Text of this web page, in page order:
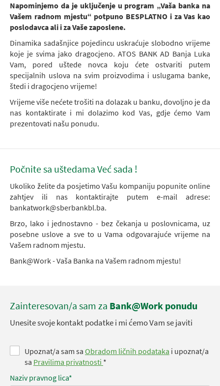
Napominjemo da je uključenje u program „Vaša banka na
Vašem radnom mjestu“ potpuno BESPLATNO i za Vas kao
poslodavca ali i za Vaše zaposlene.
Dinamika sadašnjice pojedincu uskraćuje slobodno vrijeme
koje je svima jako dragocjeno. ATOS BANK AD Banja Luka
Vam, pored uštede novca koju ćete ostvariti putem
specijalnih uslova na svim proizvodima i uslugama banke,
štedi i dragocjeno vrijeme!
Vrijeme više nećete trošiti na dolazak u banku, dovoljno je da
nas kontaktirate i mi dolazimo kod Vas, gdje ćemo Vam
prezentovati našu ponudu.
Počnite sa uštedama Već sada !
Ukoliko želite da posjetimo Vašu kompaniju popunite online
zahtjev ili nas kontaktirajte putem e-mail adrese:
bankatwork@sberbankbl.ba.
Brzo, lako i jednostavno - bez čekanja u poslovnicama, uz
posebne uslove a sve to u Vama odgovarajuće vrijeme na
Vašem radnom mjestu.
Bank@Work - Vaša Banka na Vašem radnom mjestu!
Zainteresovan/a sam za Bank@Work ponudu
Unesite svoje kontakt podatke i mi ćemo Vam se javiti
Upoznat/a sam sa Obradom ličnih podataka i upoznat/a
sa Pravilima privatnosti *
Naziv pravnog lica*